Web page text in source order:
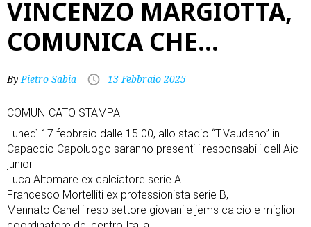
VINCENZO MARGIOTTA,
COMUNICA CHE…
ByPietro Sabia 13 Febbraio 2025
COMUNICATO STAMPA
Lunedì 17 febbraio dalle 15.00, allo stadio “T.Vaudano” in
Capaccio Capoluogo saranno presenti i responsabili dell Aic
junior
Luca Altomare ex calciatore serie A
Francesco Mortelliti ex professionista serie B,
Mennato Canelli resp settore giovanile jems calcio e miglior